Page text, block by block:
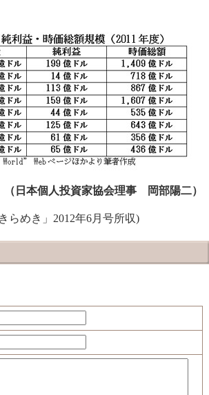
（ 日本個人投資家協会理事 岡部陽二）
らめき」 2012年6月号所収)